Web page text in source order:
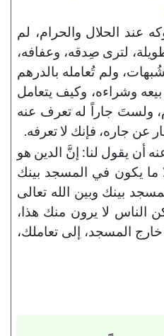
عند الحلال والحرام، لم
لترى صِدقه، وعفافه،
ولم تُعامله بالدرهم
وشراءه، وكيف يتعامل
ولستَ جاراً له تعرف عنه
عن جاره، فإنك لا تعرفه.
أن يقول لنا: إنَّ الدين هو
ما يكون في المسجد بينك
بينك وبين الله تعالى
الناس لا يرون منك هذا،
خارج المسجد، إلى تعاملك،